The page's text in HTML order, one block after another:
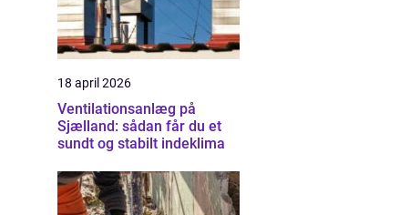
18 april 2026
Ventilationsanlæg på
Sjælland: sådan får du et
sundt og stabilt indeklima